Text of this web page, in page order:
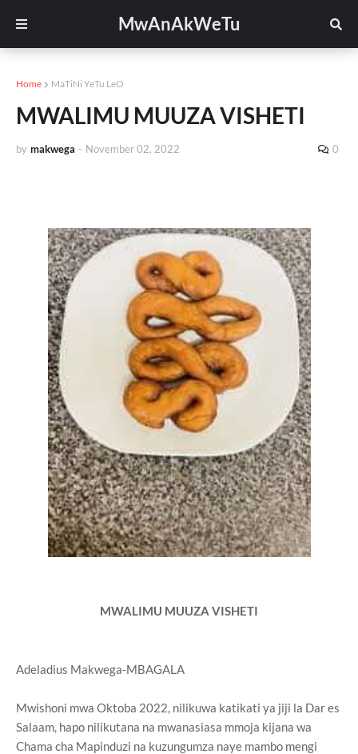
MwAnAkWeTu
Home MaTiNi YeTu LeO
MWALIMU MUUZA VISHETI
by makwega - November 02, 2022 0
MWALIMU MUUZA VISHETI
Adeladius Makwega-MBAGALA
Mwishoni mwa Oktoba 2022, nilikuwa katikati ya jiji la Dar es
Salaam, hapo nilikutana na mwanasiasa mmoja kijana wa
Chama cha Mapinduzi na kuzungumza naye mambo mengi